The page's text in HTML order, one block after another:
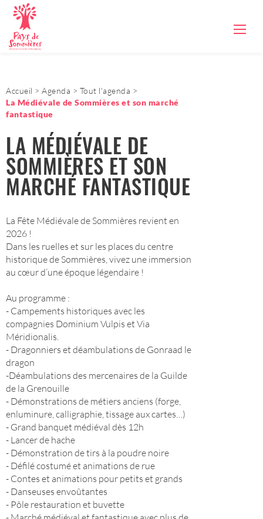
Accueil Agenda
Tout l'agenda
La Médiévale de Sommières et son marché
fantastique
LA MÉDIÉVALE DE
SOMMIÈRES ET SON
MARCHÉ FANTASTIQUE
La Fête Médiévale de Sommières revient en
2026 !
Dans les ruelles et sur les places du centre
historique de Sommières, vivez une immersion
au cœur d’une époque légendaire !
Au programme :
- Campements historiques avec les
compagnies Dominium Vulpis et Via
Méridionalis.
- Dragonniers et déambulations de Gonraad le
dragon
-Déambulations des mercenaires de la Guilde
de la Grenouille
- Démonstrations de métiers anciens (forge,
enluminure, calligraphie, tissage aux cartes…)
- Grand banquet médiéval dès 12h
- Lancer de hache
- Démonstration de tirs à la poudre noire
- Défilé costumé et animations de rue
- Contes et animations pour petits et grands
- Danseuses envoûtantes
- Pôle restauration et buvette